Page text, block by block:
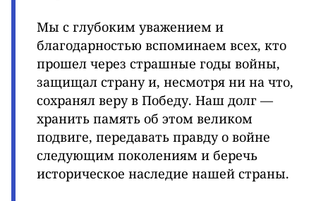
Мы с глубоким уважением и
благодарностью вспоминаем всех, кто
прошел через страшные годы войны,
защищал страну и, несмотря ни на что,
сохранял веру в Победу. Наш долг —
хранить память об этом великом
подвиге, передавать правду о войне
следующим поколениям и беречь
историческое наследие нашей страны.